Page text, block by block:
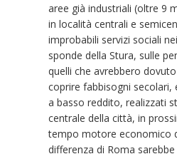
aree già industriali (oltre 9
in località centrali e
improbabili servizi sociali
sponde della Stura, sulle
quelli che avrebbero
coprire fabbisogni secolari,
a basso reddito, realizzati
centrale della città, in
tempo motore economico
differenza di Roma